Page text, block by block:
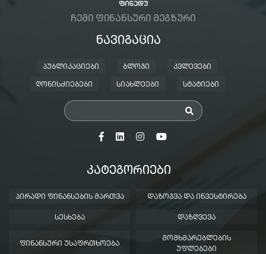
ᲩᲔᲛᲘ ᲤᲘᲜᲐᲜᲡᲣᲠᲘ ᲛᲔᲒᲖᲣᲠᲘ
ᲜᲐᲕᲘᲒᲐᲪᲘᲐ
ᲞᲣᲑᲚᲘᲙᲐᲪᲘᲔᲑᲘ ᲑᲚᲝᲒᲘ ᲙᲕᲚᲔᲕᲔᲑᲘ
ᲦᲝᲜᲘᲡᲫᲘᲔᲑᲔᲑᲘ ᲡᲘᲐᲮᲚᲔᲔᲑᲘ ᲡᲢᲐᲢᲘᲔᲑᲘ
ᲙᲐᲢᲔᲒᲝᲠᲘᲔᲑᲘ
ᲞᲘᲠᲐᲓᲘ ᲤᲘᲜᲐᲜᲡᲔᲑᲘᲡ ᲛᲐᲠᲗᲕᲐ ᲓᲐᲖᲝᲒᲕᲐ ᲓᲐ ᲘᲜᲕᲔᲡᲢᲘᲠᲔᲑᲐ
ᲡᲔᲡᲮᲔᲑᲐ ᲓᲐᲖᲦᲕᲔᲕᲐ
ᲤᲘᲜᲐᲜᲡᲣᲠᲘ ᲣᲡᲐᲤᲠᲗᲮᲝᲔᲑᲐ
ᲛᲝᲛᲮᲛᲐᲠᲔᲑᲚᲔᲑᲘᲡ
ᲣᲤᲚᲔᲑᲔᲑᲘ